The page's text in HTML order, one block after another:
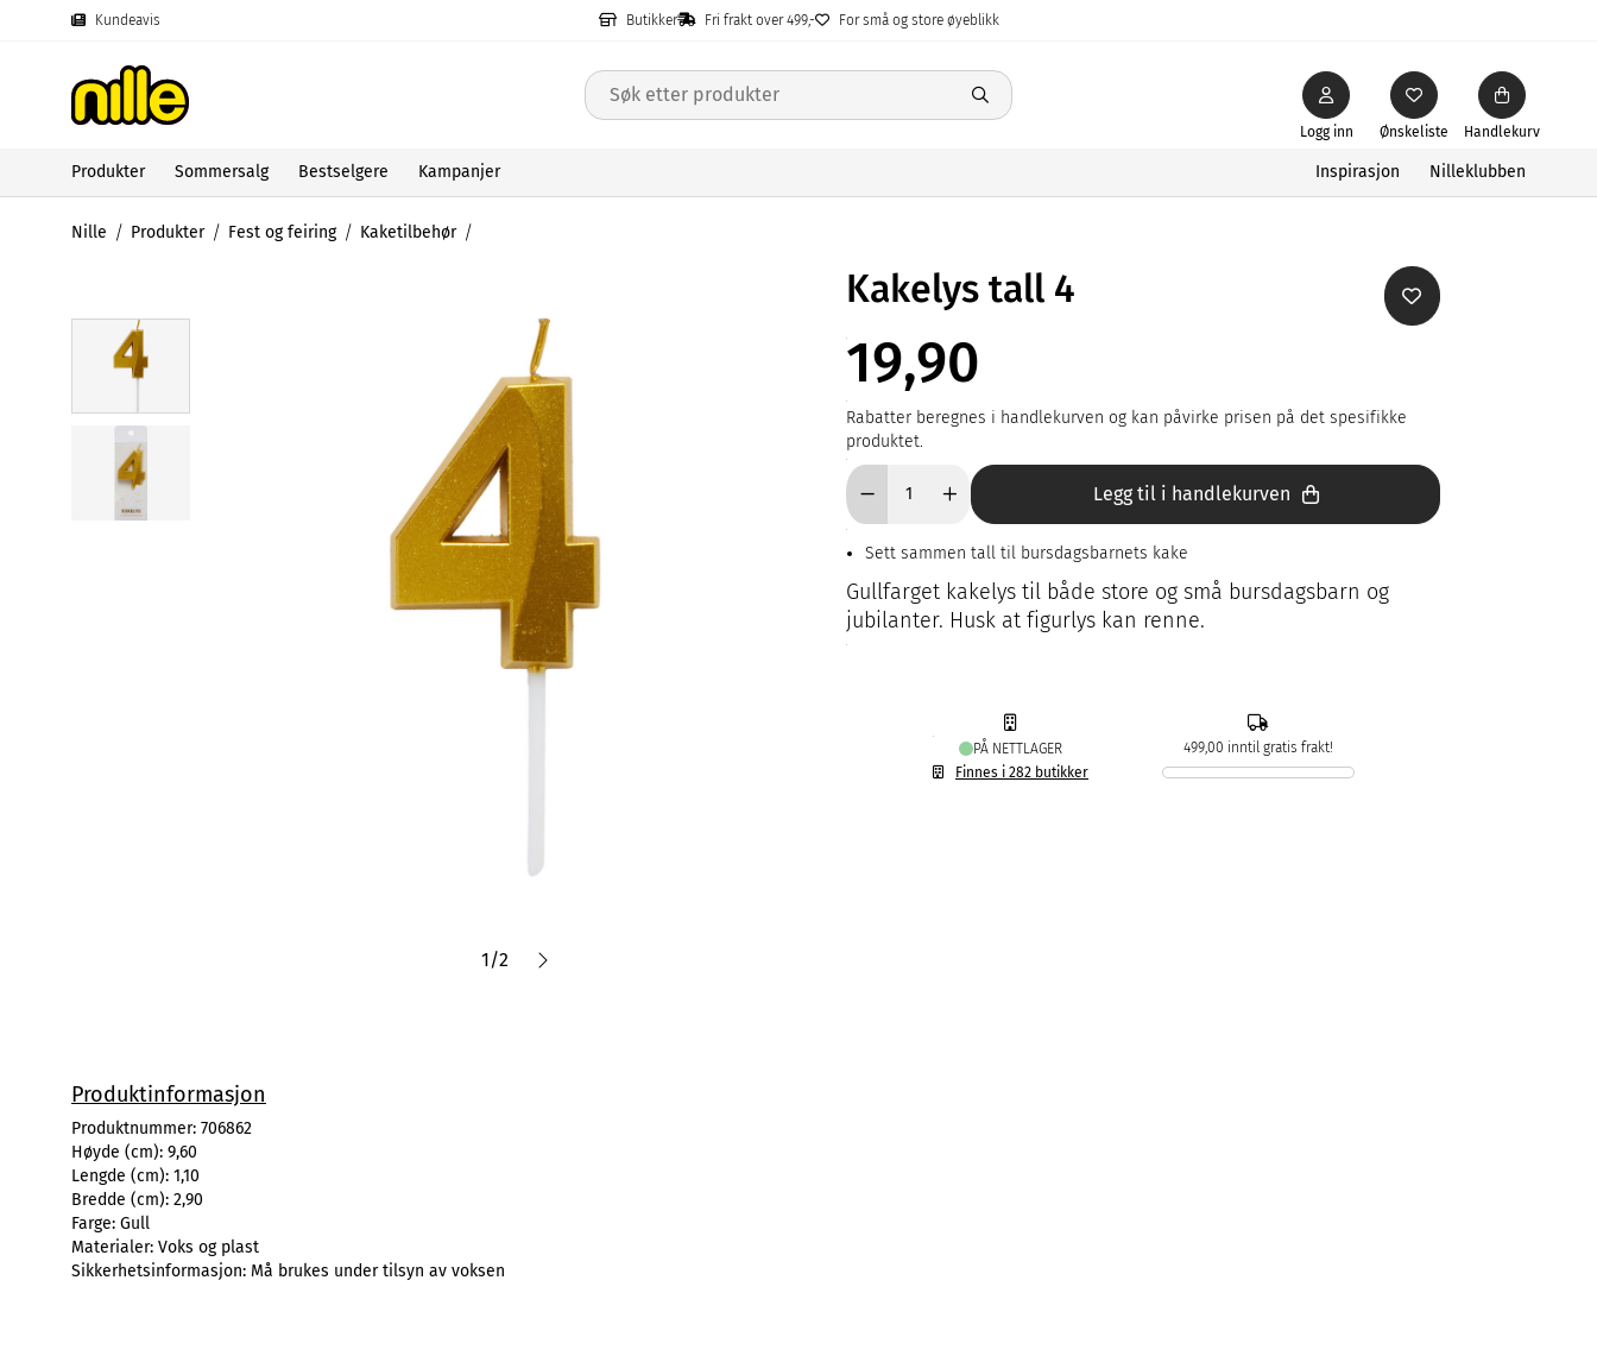
Kundeavis Butikker Fri frakt over 499,- For små og store øyeblikk
Ønskeliste
Logg inn Handlekurv
Produkter Sommersalg Bestselgere Kampanjer Inspirasjon Nilleklubben
Nille Produkter Fest og feiring Kaketilbehør
1/2
Kakelys tall 4
19,90
Rabatter beregnes i handlekurven og kan påvirke prisen på det spesifikke
produktet.
Legg til i handlekurven
Sett sammen tall til bursdagsbarnets kake
Gullfarget kakelys til både store og små bursdagsbarn og
jubilanter. Husk at figurlys kan renne.
PÅ NETTLAGER
Finnes i 282 butikker
499,00 inntil gratis frakt!
Produktinformasjon
Produktnummer: 706862
Høyde (cm): 9,60
Lengde (cm): 1,10
Bredde (cm): 2,90
Farge: Gull
Materialer: Voks og plast
Sikkerhetsinformasjon: Må brukes under tilsyn av voksen